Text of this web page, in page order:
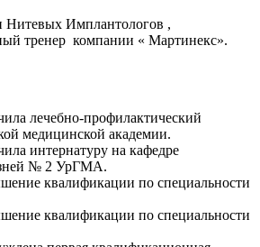
Нитевых Имплантологов ,
тренер компании « Мартинекс».
лечебно-профилактический
медицинской академии.
интернатуру на кафедре
№ 2 УрГМА.
квалификации по специальности
квалификации по специальности